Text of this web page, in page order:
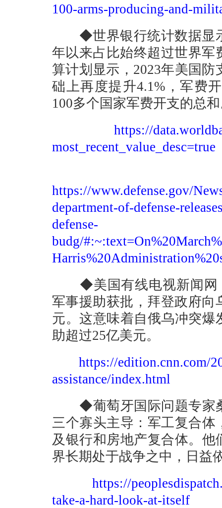
100-arms-producing-and-
◆世界银行统计数据显示
年以来占比始终超过世界军
算计划显示，2023年美国防
础上再度提升4.1%，军费
100多个国家军费开支的总
https://
most_recent_value_desc=true
https://www.defense.gov/
department-of-defense-
defense-
budg/
◆美国有线电视新闻网
军事援助获批，拜登政府向
元。这意味着自俄乌冲突
助超过25亿美元。
https://edition.cnn.com/
assistance/index.html
◆葡萄牙国际问题专家桑
三个寡头主导：军工复合
及银行和房地产复合体。
界长期处于战争之中，日益
https://
take-a-hard-look-at-itself